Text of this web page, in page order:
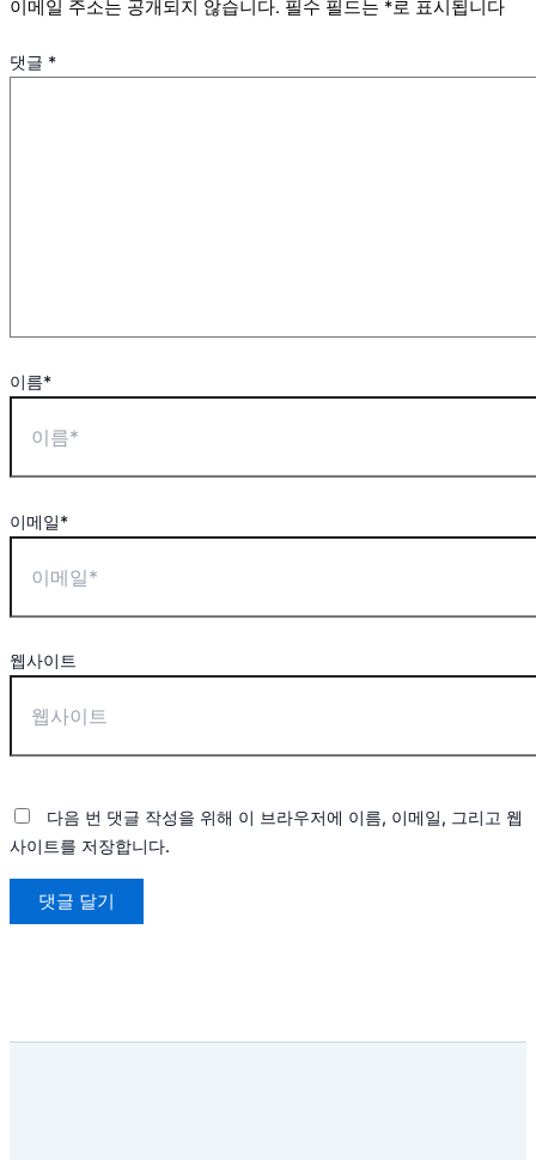
이메일 주소는 공개되지 않습니다. 필수 필드는 *로 표시됩니다
댓글 *
이름*
이메일*
웹사이트
다음 번 댓글 작성을 위해 이 브라우저에 이름, 이메일, 그리고 웹
사이트를 저장합니다.